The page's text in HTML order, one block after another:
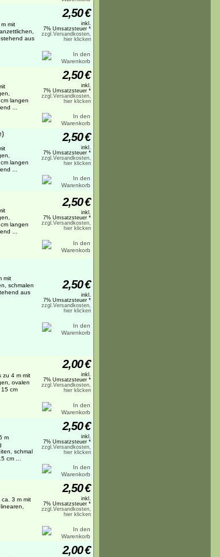
mit
aus
2,50€
inkl.
7% Umsatzsteuer *
zzgl.Versandkosten,
hier klicken
langen
...
2,50€
inkl.
7% Umsatzsteuer *
zzgl.Versandkosten,
hier klicken
langen
...
2,50€
inkl.
7% Umsatzsteuer *
zzgl.Versandkosten,
hier klicken
langen
...
2,50€
inkl.
7% Umsatzsteuer *
zzgl.Versandkosten,
hier klicken
mit
schmalen
aus
2,50€
inkl.
7% Umsatzsteuer *
zzgl.Versandkosten,
hier klicken
zu 4 m mit
ovalen
cm
2,00€
inkl.
7% Umsatzsteuer *
zzgl.Versandkosten,
hier klicken
m
schmal
cm ...
2,50€
inkl.
7% Umsatzsteuer *
zzgl.Versandkosten,
hier klicken
ca. 3 m mit
2,50€
inkl.
7% Umsatzsteuer *
zzgl.Versandkosten,
hier klicken
2,00€